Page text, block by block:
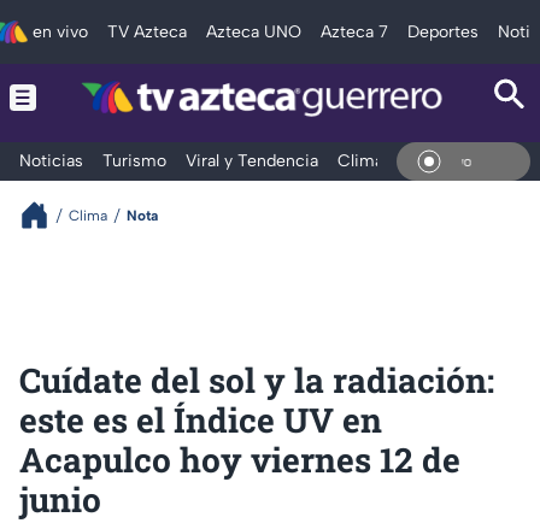
en vivo TV Azteca Azteca UNO Azteca 7 Deportes
Noticias Turismo Viral y Tendencia Clima Deportes En
Clima Nota
Cuídate del sol y la radiación:
este es el Índice UV en
Acapulco hoy viernes 12 de
junio